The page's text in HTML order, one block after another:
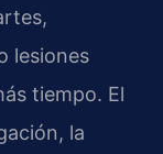
lesiones
tiempo. El
la